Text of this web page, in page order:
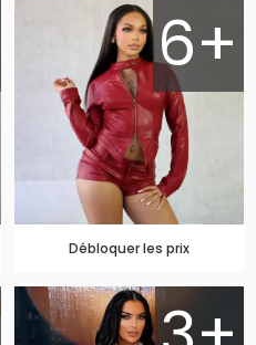
6+
Débloquer les prix